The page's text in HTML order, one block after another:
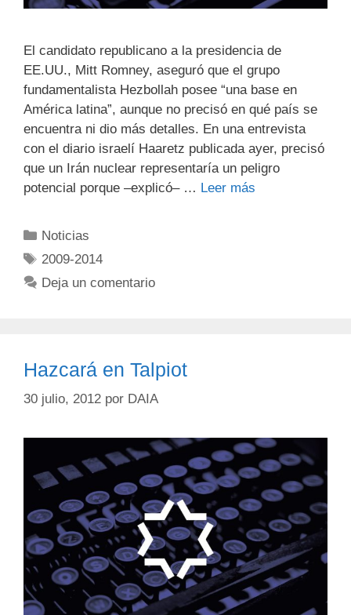
El candidato republicano a la presidencia de
EE.UU., Mitt Romney, aseguró que el grupo
fundamentalista Hezbollah posee “una base en
América latina”, aunque no precisó en qué país se
encuentra ni dio más detalles. En una entrevista
con el diario israelí Haaretz publicada ayer, precisó
que un Irán nuclear representaría un peligro
potencial porque –explicó– … Leer más
Noticias
2009-2014
Deja un comentario
Hazcará en Talpiot
30 julio, 2012 por DAIA